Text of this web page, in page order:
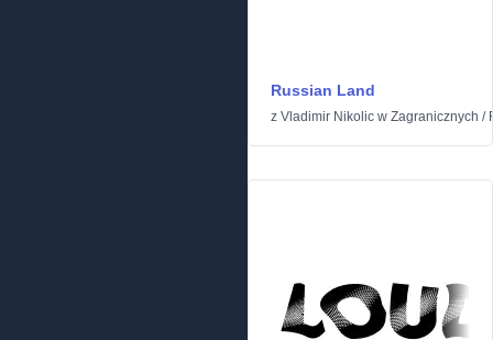
Russian Land
z Vladimir Nikolic w Zagranicznych /